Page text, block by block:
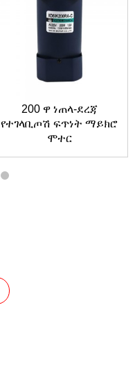
200 ዋ ነጠላ-ደረጃ
የተገላቢጦሽ ፍጥነት ማይክሮ
ሞተር